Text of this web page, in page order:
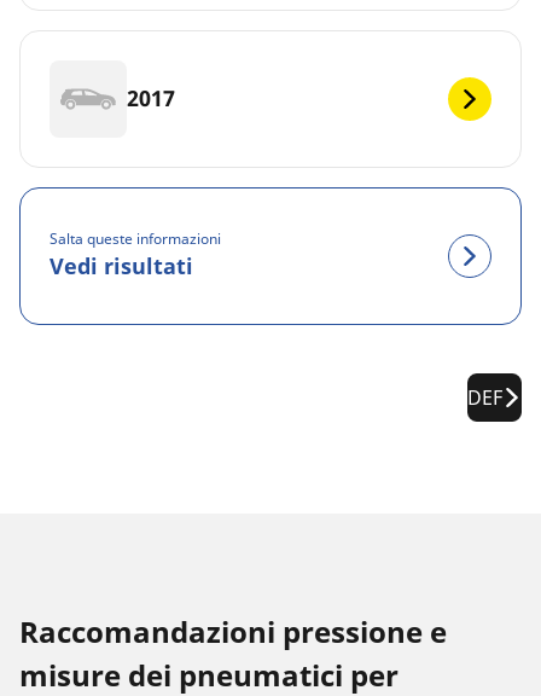
2017
Salta queste informazioni
Vedi risultati
DEF
Raccomandazioni pressione e
misure dei pneumatici per